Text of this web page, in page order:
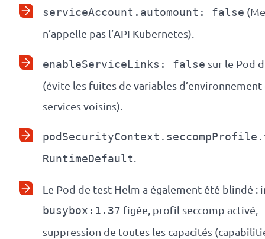
serviceAccount.automount: false
n’appelle pas l’API Kubernetes).
enableServiceLinks: false sur le Pod
(évite les fuites de variables d’environnement
services voisins).
RuntimeDefault.
Le Pod de test Helm a également été blindé :
busybox:1.37 figée, profil seccomp activé,
suppression de toutes les capacités